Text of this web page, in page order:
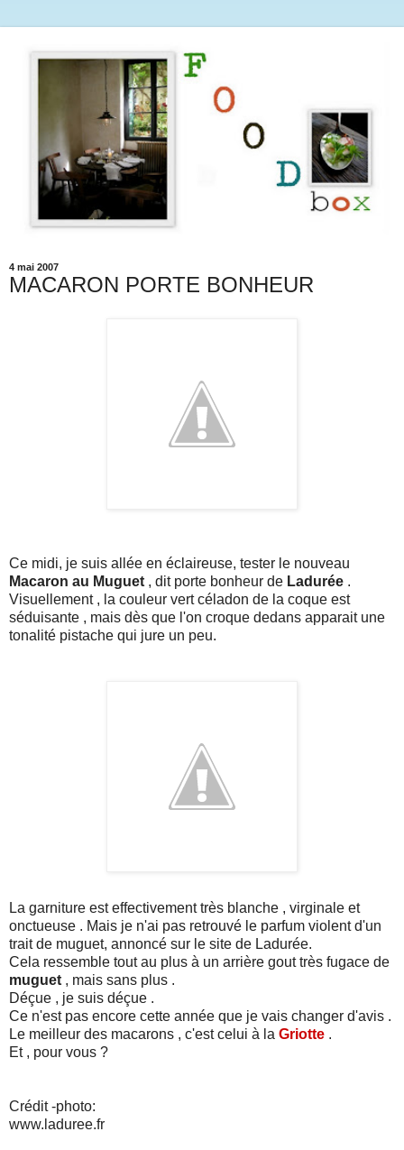
4 mai 2007
MACARON PORTE BONHEUR
Ce midi, je suis allée en éclaireuse, tester le nouveau
Macaron au Muguet, dit porte bonheur de Ladurée .
Visuellement , la couleur vert céladon de la coque est
séduisante , mais dès que l'on croque dedans apparait une
tonalité pistache qui jure un peu.
La garniture est effectivement très blanche , virginale et
onctueuse . Mais je n'ai pas retrouvé le parfum violent d'un
trait de muguet, annoncé sur le site de Ladurée.
Cela ressemble tout au plus à un arrière gout très fugace de
muguet, mais sans plus .
Déçue , je suis déçue .
Ce n'est pas encore cette année que je vais changer d'avis .
Le meilleur des macarons , c'est celui à la Griotte .
Et , pour vous ?
Crédit -photo:
www.laduree.fr